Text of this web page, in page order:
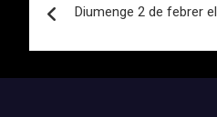
de
Diumenge 2 de febrer